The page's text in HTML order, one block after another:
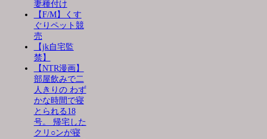
妻種付け
【F/M】くす
ぐりペット競
売
【jk自宅監
禁】
【NTR漫画】
部屋飲みで二
人きりの わず
かな時間で寝
とられる18
号。 帰宅した
クリ○ンが寝